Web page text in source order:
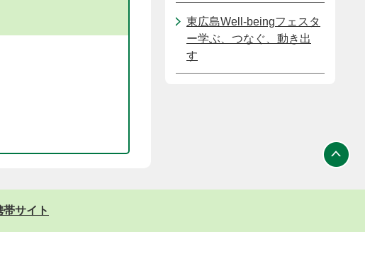
東広島Well-beingフェスタ
ー学ぶ、つなぐ、動き出
す
帯サイト